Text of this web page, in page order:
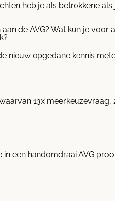
heb je als betrokkene
de AVG? Wat kun je voor
nieuw opgedane kennis
13x
een handomdraai AVG